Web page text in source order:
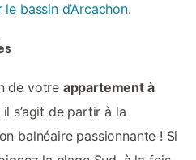
bassin d’Arcachon.
de votre appartement à
s’agit de partir à la
balnéaire passionnante ! Si